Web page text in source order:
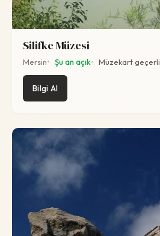
Silifke Müzesi
Mersin Şu an açık Müzekart geçerli
Bilgi Al